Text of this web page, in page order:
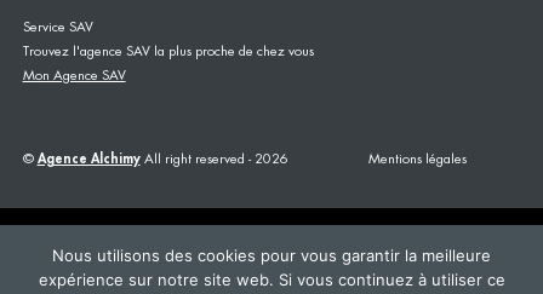
Service SAV
Trouvez l'agence SAV la plus proche de chez vous
Mon Agence SAV
© Agence AlchimyAll right reserved - 2026 Mentions légales
Nous utilisons des cookies pour vous garantir la meilleure
expérience sur notre site web. Si vous continuez à utiliser ce